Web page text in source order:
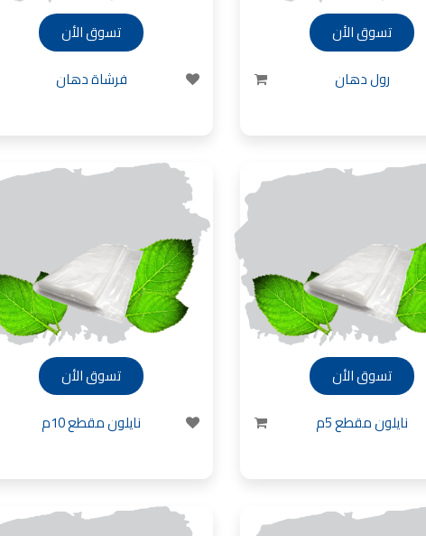
ديكورية
دهانات القدس
جدران لاصق,
ديكورية
دهانات القدس
للحوائط, ,
المائية
في الاردن
جدران,
على السقف,
القدس
بالصور, ,
المنزلية
الدهانات,
في اربد,
بسبب السفر
عمان خلدا,
تسوق الأن
رول دهان
تسوق الأن
فرشاة دهان
تسوق الأن
نايلون مقطع 5م
تسوق الأن
نايلون مقطع 10م